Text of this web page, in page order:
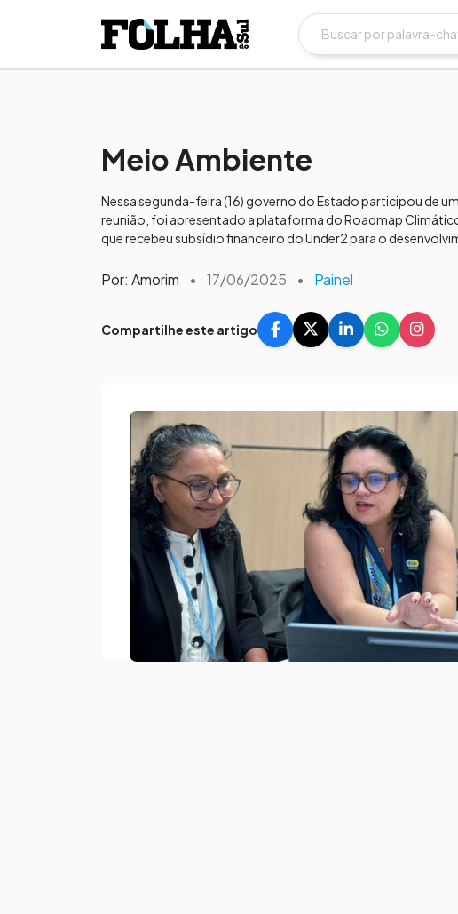
Meio Ambiente
Nessa segunda-feira (16) governo do Estado participou de
reunião, foi apresentado a plataforma do Roadmap
que recebeu subsídio financeiro do Under2 para o
Por: Amorim • 17/06/2025 • Painel
Compartilhe este artigo